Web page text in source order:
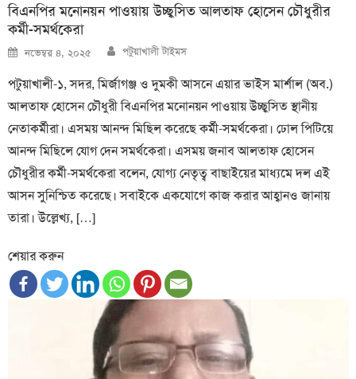
বিএনপির মনোনয়ন পাওয়ায় উচ্ছ্বসিত আলতাফ হোসেন চৌধুরীর
কর্মী-সমর্থকেরা
Posted
on
নভেম্বর ৪, ২০২৫ Author
পটুয়াখালী টাইমস
পটুয়াখালী-১, সদর, মির্জাগঞ্জ ও দুমকী আসনে এয়ার ভাইস মার্শাল (অব.)
আলতাফ হোসেন চৌধুরী বিএনপির মনোনয়ন পাওয়ায় উচ্ছ্বসিত স্থানীয়
নেতাকর্মীরা। এসময় আনন্দ মিছিল করেছে কর্মী-সমর্থকেরা। ঢোল পিটিয়ে
আনন্দ মিছিলে যোগ দেন সমর্থকেরা। এসময় জনাব আলতাফ হোসেন
চৌধুরীর কর্মী-সমর্থকেরা বলেন, যোগ্য নেতৃত্ব বাছাইয়ের মাধ্যমে দল এই
আসন সুনিশ্চিত করেছে। সবাইকে একযোগে কাজ করার আহ্বানও জানায়
তারা। উল্লেখ্য, […]
শেয়ার করুন